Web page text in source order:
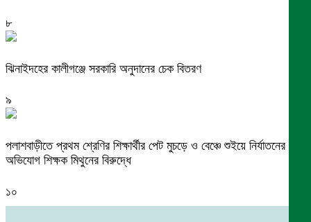
৮
ঝিনাইদহের কালীগঞ্জে সরকারি অনুদানের চেক বিতরণ
৯
পলাশবাড়ীতে প্রথম শ্রেণির শিক্ষার্থীর পেট মুচড়ে ও বেঞ্চে শুইয়ে নির্যাতনের
অভিযোগ শিক্ষক মিথুনের বিরুদ্ধে
১০